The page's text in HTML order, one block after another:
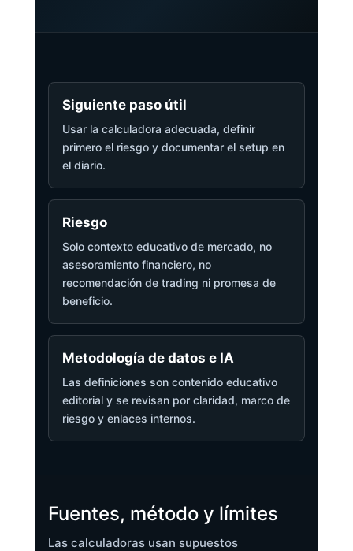
Siguiente paso útil
Usar la calculadora adecuada, definir
primero el riesgo y documentar el setup en
el diario.
Riesgo
Solo contexto educativo de mercado, no
asesoramiento financiero, no
recomendación de trading ni promesa de
beneficio.
Metodología de datos e IA
Las definiciones son contenido educativo
editorial y se revisan por claridad, marco de
riesgo y enlaces internos.
Fuentes, método y límites
Las calculadoras usan supuestos